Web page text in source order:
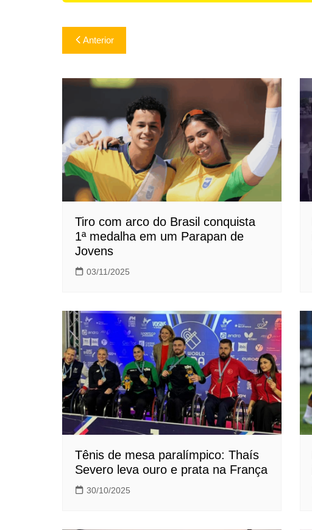
Navegação
de
Post
Anterior
Tiro com arco do Brasil conquista
1ª medalha em um Parapan de
Jovens
03/11/2025
Tênis de mesa paralímpico: Thaís
Severo leva ouro e prata na França
30/10/2025